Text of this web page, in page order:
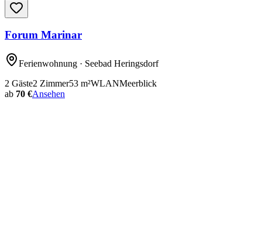
Forum Marinar
Ferienwohnung · Seebad Heringsdorf
2 Gäste2 Zimmer53 m²WLANMeerblick
ab 70 €Ansehen